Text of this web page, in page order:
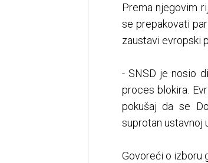
Prema njegovim
se prepakovati
zaustavi evropski
- SNSD je nosio
proces blokira.
pokušaj da se
suprotan ustavnoj
Govoreći o izboru